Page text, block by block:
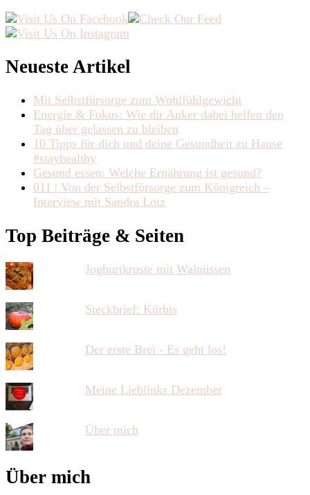
Fenster
geöffnet)
Fenster
geöffnet)
Fenster
geöffnet)
Neueste Artikel
Mit Selbstfürsorge zum Wohlfühlgewicht
Energie & Fokus: Wie dir Anker dabei helfen den
Tag über gelassen zu bleiben
10 Tipps für dich und deine Gesundheit zu Hause
#stayhealthy
Gesund essen: Welche Ernährung ist gesund?
011 | Von der Selbstfürsorge zum Königreich –
Interview mit Sandra Lotz
Top Beiträge & Seiten
Joghurtkruste mit Walnüssen
Steckbrief: Kürbis
Der erste Brei - Es geht los!
Meine Lieblinks Dezember
Über mich
Über mich